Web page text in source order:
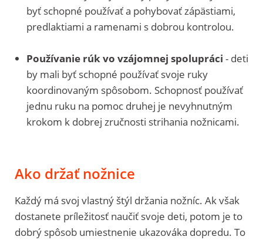
byť schopné používať a pohybovať zápästiami,
predlaktiami a ramenami s dobrou kontrolou.
Používanie rúk vo vzájomnej spolupráci - deti
by mali byť schopné používať svoje ruky
koordinovaným spôsobom. Schopnosť používať
jednu ruku na pomoc druhej je nevyhnutným
krokom k dobrej zručnosti strihania nožnicami.
Ako držať nožnice
Každý má svoj vlastný štýl držania nožníc. Ak však
dostanete príležitosť naučiť svoje deti, potom je to
dobrý spôsob umiestnenie ukazováka dopredu. To